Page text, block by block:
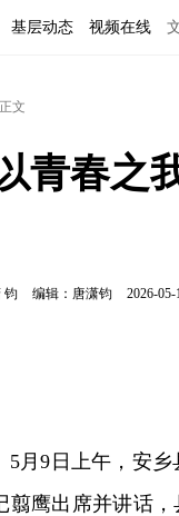
基层动态 视频在线
正文
青春之
钧 编辑：唐潇钧 2026-05-
5月9日上午，安
翦鹰出席并讲话